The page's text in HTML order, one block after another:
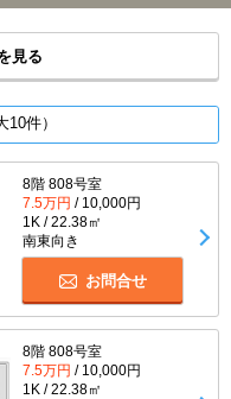
見る
件）
8階 808号室
7.5万円 / 10,000円
1K / 22.38㎡
南東向き
お問合せ
8階 808号室
7.5万円 / 10,000円
1K / 22.38㎡